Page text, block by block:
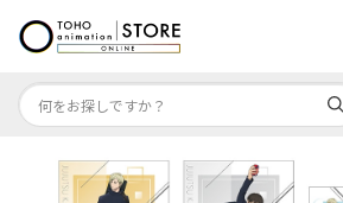
Dr.STONE STONE FES.2026